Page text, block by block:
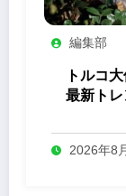
編集部
トルコ
最新ト
2026年8